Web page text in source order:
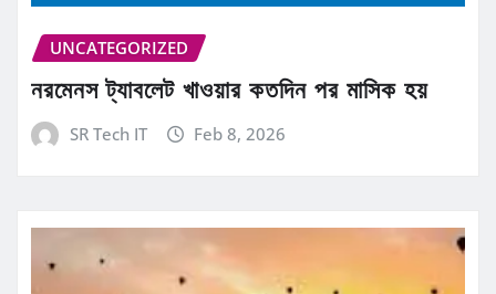
UNCATEGORIZED
নরমেনস ট্যাবলেট খাওয়ার কতদিন পর মাসিক হয়
SR Tech IT Feb 8, 2026